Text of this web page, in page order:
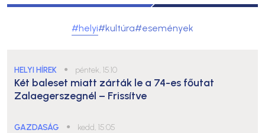
#helyi#kultúra#események
HELYI HÍREK ● péntek, 15:10
Két baleset miatt zárták le a 74-es főutat
Zalaegerszegnél – Frissítve
GAZDASÁG ● kedd, 15:05